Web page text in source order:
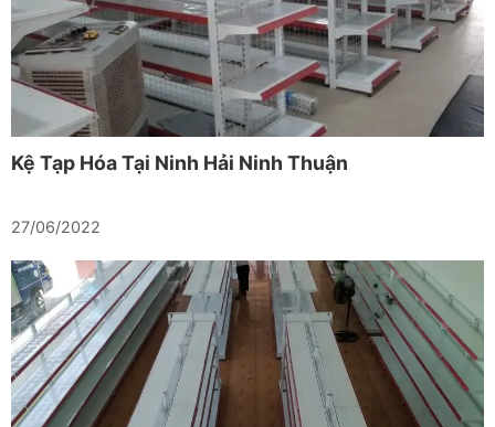
Kệ Tạp Hóa Tại Ninh Hải Ninh Thuận
27/06/2022